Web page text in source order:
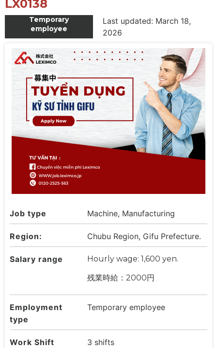
LX0138
Temporary
employee
Last updated: March 18,
2026
Job type Machine, Manufacturing
Region: Chubu Region, Gifu Prefecture.
Salary range Hourly wage: 1,600 yen.
残業時給：2000円
Employment
type
Temporary employee
Work Shift 3 shifts